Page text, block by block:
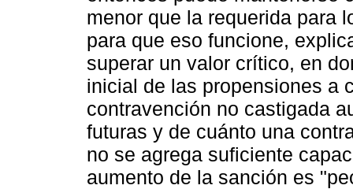
menor que la requerida para
para que eso funcione,
superar un valor crítico, en
inicial de las propensiones a
contravención no castigada
futuras y de cuánto una
no se agrega suficiente
aumento de la sanción es